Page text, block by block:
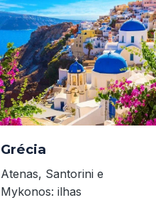
Grécia
Atenas, Santorini e
Mykonos: ilhas